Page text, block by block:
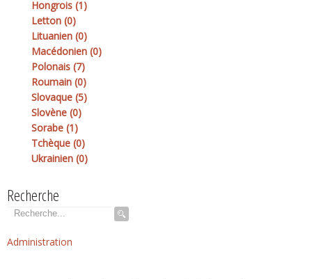
Hongrois (1)
Letton (0)
Lituanien (0)
Macédonien (0)
Polonais (7)
Roumain (0)
Slovaque (5)
Slovène (0)
Sorabe (1)
Tchèque (0)
Ukrainien (0)
Recherche
Rechercher
Administration